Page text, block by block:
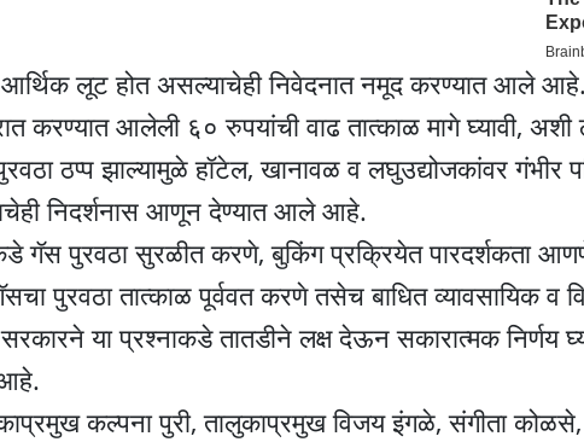
आर्थिक लूट होत असल्याचेही निवेदनात नमूद करण्यात आले आहे.
करण्यात आलेली ६० रुपयांची वाढ तात्काळ मागे घ्यावी,
ठप्प झाल्यामुळे हॉटेल, खानावळ व लघुउद्योजकांवर गंभीर
निदर्शनास आणून देण्यात आले आहे.
गॅस पुरवठा सुरळीत करणे, बुकिंग प्रक्रियेत पारदर्शकता
पुरवठा तात्काळ पूर्ववत करणे तसेच बाधित व्यावसायिक व
या प्रश्नाकडे तातडीने लक्ष देऊन सकारात्मक निर्णय
कल्पना पुरी, तालुकाप्रमुख विजय इंगळे, संगीता कोळसे,